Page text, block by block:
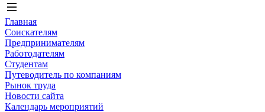
Главная
Соискателям
Предпринимателям
Работодателям
Студентам
Путеводитель по компаниям
Рынок труда
Новости сайта
Календарь мероприятий